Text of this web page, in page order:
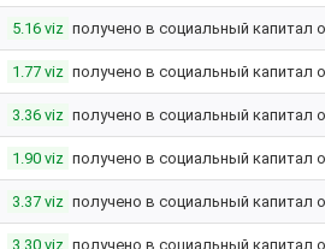
5.16 viz получено в социальный капитал
1.77 viz получено в социальный капитал
3.36 viz получено в социальный капитал
1.90 viz получено в социальный капитал
3.37 viz получено в социальный капитал
3.30 viz получено в социальный капитал